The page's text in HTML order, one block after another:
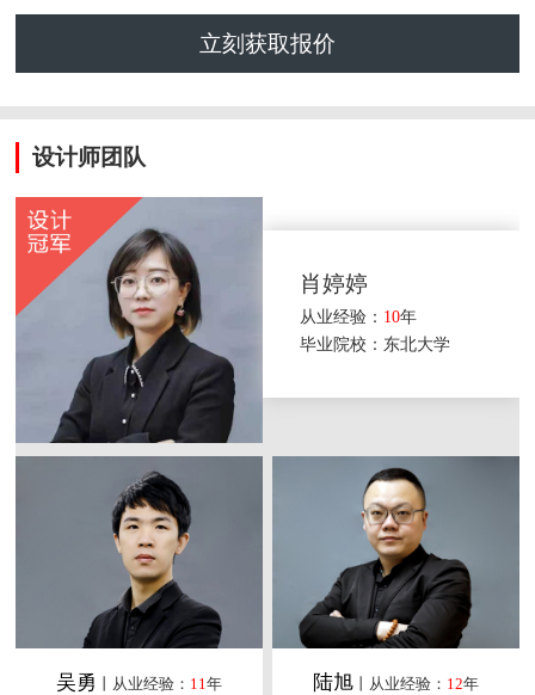
立刻获取报价
设计师团队
肖婷婷
从业经验： 10年
毕业院校：东北大学
吴勇 丨从业经验： 11年
陆旭丨从业经验： 12年